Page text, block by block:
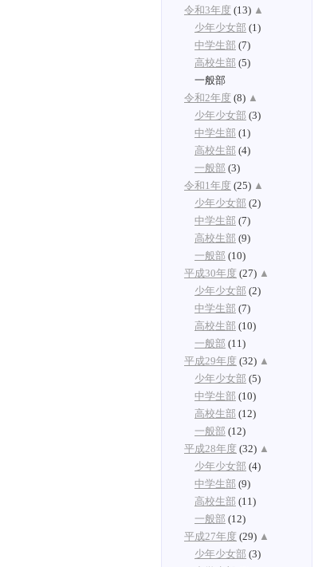
令和3年度 (13) ▲
少年少女部 (1)
中学生部 (7)
高校生部 (5)
一般部
令和2年度 (8) ▲
少年少女部 (3)
中学生部 (1)
高校生部 (4)
一般部 (3)
令和1年度 (25) ▲
少年少女部 (2)
中学生部 (7)
高校生部 (9)
一般部 (10)
平成30年度 (27) ▲
少年少女部 (2)
中学生部 (7)
高校生部 (10)
一般部 (11)
平成29年度 (32) ▲
少年少女部 (5)
中学生部 (10)
高校生部 (12)
一般部 (12)
平成28年度 (32) ▲
少年少女部 (4)
中学生部 (9)
高校生部 (11)
一般部 (12)
平成27年度 (29) ▲
少年少女部 (3)